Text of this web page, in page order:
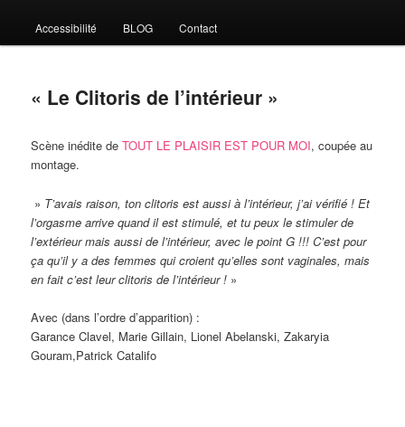
Accessibilité BLOG Contact
« Le Clitoris de l’intérieur »
Scène inédite deTOUT LE PLAISIR EST POUR MOI, coupée au
montage.
» T’avais raison, ton clitoris est aussi à l’intérieur, j’ai vérifié ! Et
l’orgasme arrive quand il est stimulé, et tu peux le stimuler de
l’extérieur mais aussi de l’intérieur, avec le point G !!! C’est pour
ça qu’il y a des femmes qui croient qu’elles sont vaginales, mais
en fait c’est leur clitoris de l’intérieur ! »
Avec (dans l’ordre d’apparition) :
Garance Clavel, Marie Gillain, Lionel Abelanski, Zakaryia
Gouram,Patrick Catalifo